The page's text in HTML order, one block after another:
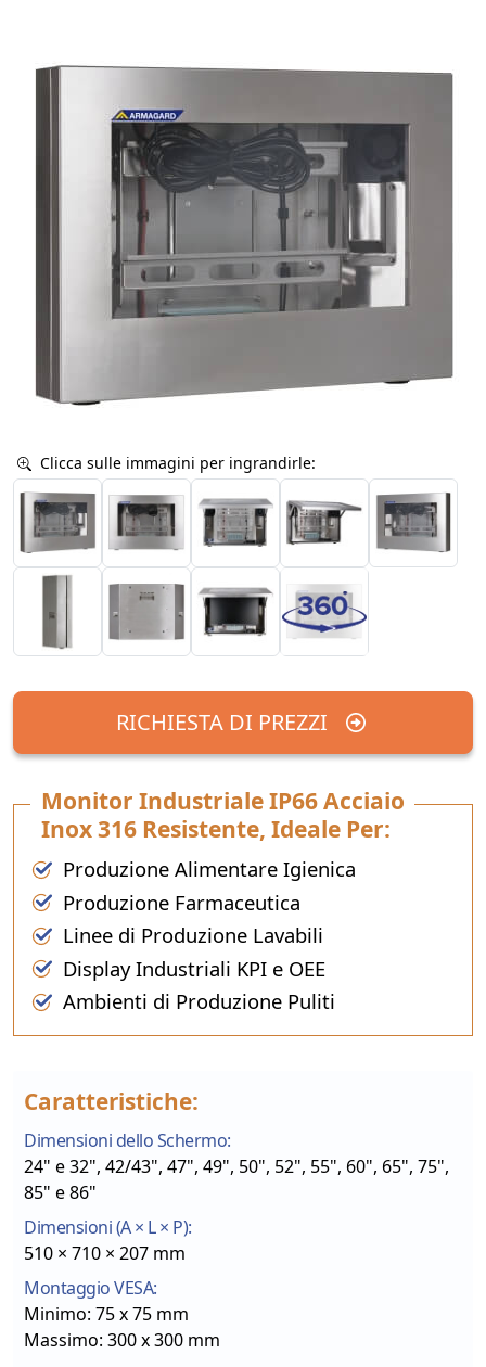
Clicca sulle immagini per ingrandirle:
RICHIESTA DI PREZZI
Monitor Industriale IP66 Acciaio
Inox 316 Resistente, Ideale Per:
Produzione Alimentare Igienica
Produzione Farmaceutica
Linee di Produzione Lavabili
Display Industriali KPI e OEE
Ambienti di Produzione Puliti
Caratteristiche:
Dimensioni dello Schermo:
24" e 32", 42/43", 47", 49", 50", 52", 55", 60", 65", 75",
85" e 86"
Dimensioni (A × L × P):
510 × 710 × 207 mm
Montaggio VESA:
Minimo: 75 x 75 mm
Massimo: 300 x 300 mm